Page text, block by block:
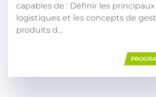
capables de : Définir les
logistiques et les concepts de
produits d...